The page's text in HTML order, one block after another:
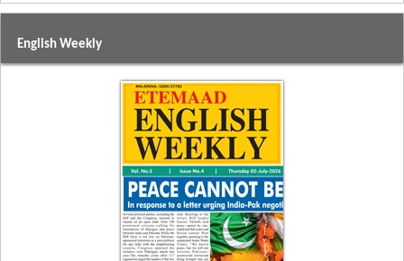
English Weekly